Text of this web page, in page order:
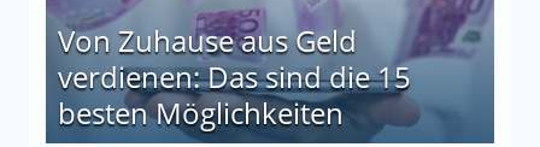
Von Zuhause aus Geld
verdienen: Das sind die 15
besten Möglichkeiten